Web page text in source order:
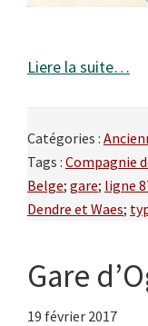
Liere la suite…
Catégories :
Tags : Compagnie
Belge; gare; ligne
Dendre et Waes;
Gare
19 février 2017